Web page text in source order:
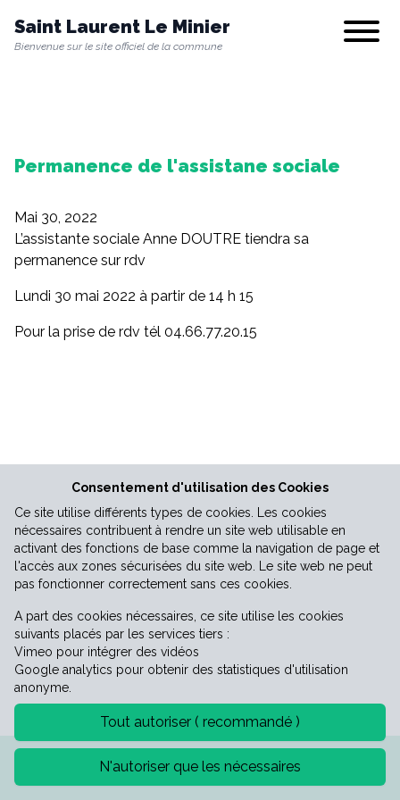
Saint Laurent Le Minier
Bienvenue sur le site officiel de la commune
Show/
Vie municipale
Vie quotidienne
Culture & Loisirs
Permanence de l'assistane sociale
Mai 30, 2022
L’assistante sociale Anne DOUTRE tiendra sa
permanence sur rdv
Lundi 30 mai 2022 à partir de 14 h 15
Pour la prise de rdv tél 04.66.77.20.15
©2026 Mairie de Saint-Laurent-le-minier
Consentement d'utilisation des Cookies
Ce site utilise différents types de cookies. Les cookies
nécessaires contribuent à rendre un site web utilisable en
activant des fonctions de base comme la navigation de page et
l'accès aux zones sécurisées du site web. Le site web ne peut
pas fonctionner correctement sans ces cookies.
A part des cookies nécessaires, ce site utilise les cookies
suivants placés par les services tiers :
Vimeo pour intégrer des vidéos
Google analytics pour obtenir des statistiques d'utilisation
anonyme.
Tout autoriser ( recommandé )
N'autoriser que les nécessaires